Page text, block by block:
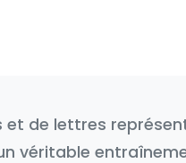
et de lettres
véritable